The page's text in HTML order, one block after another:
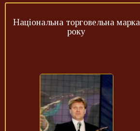
Національна торговельна марка
року